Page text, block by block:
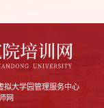
拟大学园管理服务中心
网